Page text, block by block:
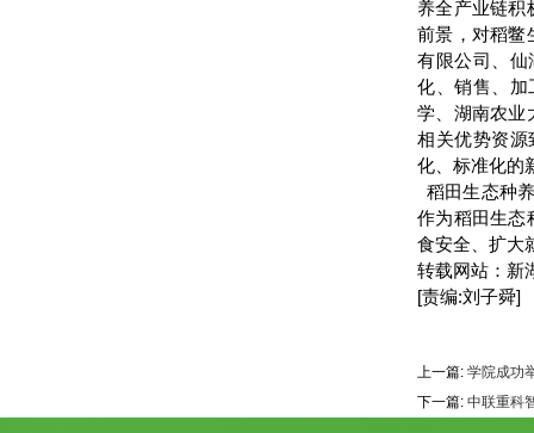
养全产业链积
前景，对稻鳖
有限公司、
化、销售、
学、湖南农业
相关优势资
化、标准化的
稻田生态种
作为稻田生态
食安全、扩大
转载网站：新
[责编:刘子舜]
上一篇: 学院成功
下一篇: 中联重科